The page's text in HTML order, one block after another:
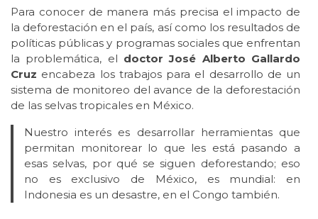
Para conocer de manera más precisa el impacto de
la deforestación en el país, así como los resultados de
políticas públicas y programas sociales que enfrentan
la problemática, el doctor José Alberto Gallardo
Cruz encabeza los trabajos para el desarrollo de un
sistema de monitoreo del avance de la deforestación
de las selvas tropicales en México.
Nuestro interés es desarrollar herramientas que
permitan monitorear lo que les está pasando a
esas selvas, por qué se siguen deforestando; eso
no es exclusivo de México, es mundial: en
Indonesia es un desastre, en el Congo también.